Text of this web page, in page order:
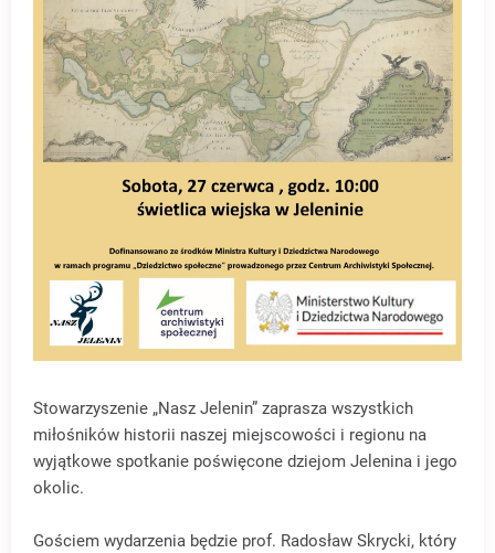
Stowarzyszenie „Nasz Jelenin” zaprasza wszystkich
miłośników historii naszej miejscowości i regionu na
wyjątkowe spotkanie poświęcone dziejom Jelenina i jego
okolic.
Gościem wydarzenia będzie prof. Radosław Skrycki, który